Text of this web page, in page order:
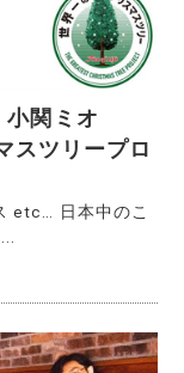
小関ミオ
スツリープロ
etc… 日本中のこ